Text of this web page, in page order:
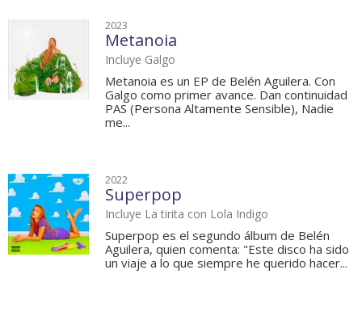
2023
Metanoia
Incluye Galgo
Metanoia es un EP de Belén Aguilera. Con
Galgo como primer avance. Dan continuidad
PAS (Persona Altamente Sensible), Nadie
me...
2022
Superpop
Incluye La tirita con Lola Indigo
Superpop es el segundo álbum de Belén
Aguilera, quien comenta: "Este disco ha sido
un viaje a lo que siempre he querido hacer...